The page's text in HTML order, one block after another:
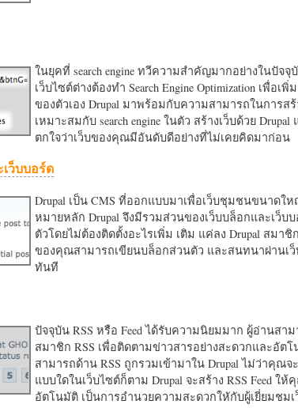
ในยุคที่ search engine ทวีความสำคัญมากอย่างในปัจจุ
เว็บไซต์ต่างต้องทำ Search Engine Optimization เพื่อเ
ของตัวเอง Drupal มาพร้อมกับความสามารถในการสร้
เหมาะสมกับ search engine ในตัว สร้างเว็บด้วย
ตกใจว่าเว็บของคุณมีอันดับดีอย่างที่ไม่เคยคิดมาก่อน
ว็บบอร์ด
Drupal เป็น CMS ที่ออกแบบมาเพื่อเว็บชุมชนขนาดให
หมายหลัก Drupal จึงมีรวมส่วนของเว็บบล็อกและเว็บ
ตัวโดยไม่ต้องติดตั้งอะไรเพิ่ม เติม แค่ลง Drupal สมาชิ
ของคุณสามารถเขียนบล็อกส่วนตัว และสนทนาผ่านเว็
ทันที
ปัจจุบัน RSS หรือ Feed ได้รับความนิยมมาก ผู้อ่านสา
สมาชิก RSS เพื่อติดตามข่าวสารอย่างสะดวกและอัต
สามารถด้าน RSS ถูกรวมเข้ามาใน Drupal ไม่ว่าคุณจ
แบบใดในเว็บไซต์ก็ตาม Drupal จะสร้าง RSS Feed ให้
อัตโนมัติ เป็นการอำนวยความสะดวกใหักับผู้เยี่ยมชม